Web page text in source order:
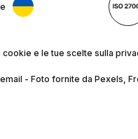
e le tue scelte sulla
- Foto fornite da Pexels,